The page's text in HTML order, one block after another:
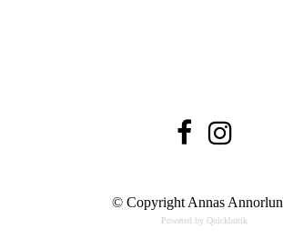
© Copyright Annas
Powered by Quickbutik